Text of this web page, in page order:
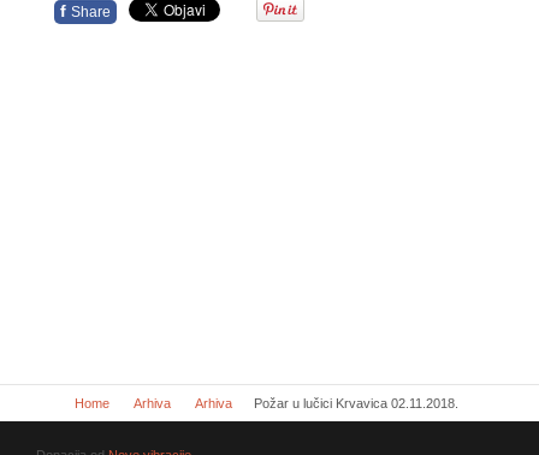
f Share
Home Arhiva Arhiva Požar u lučici Krvavica 02.11.2018.